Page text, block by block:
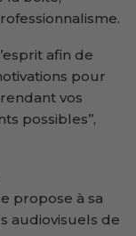
afin de
pour
vos
possibles’’,
propose à sa
audiovisuels de